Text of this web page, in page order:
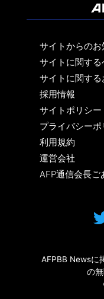
サイトからのお
サイトに関す
サイトに関す
採用情報
サイトポリシー
プライバシーポ
利用規約
運営会社
AFP通信会長ご
AFPBB Newsに
の